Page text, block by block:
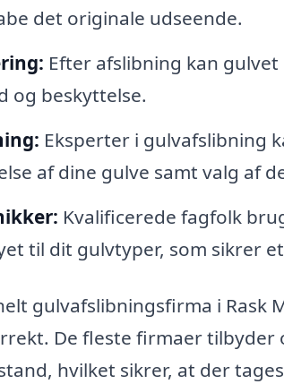
det originale udseende.
Efter afslibning kan
og beskyttelse.
Eksperter i gulvafslibning
af dine gulve samt valg af
Kvalificerede fagfolk
til dit gulvtyper, som sikrer
gulvafslibningsfirma i Rask
De fleste firmaer tilbyder
hvilket sikrer, at der